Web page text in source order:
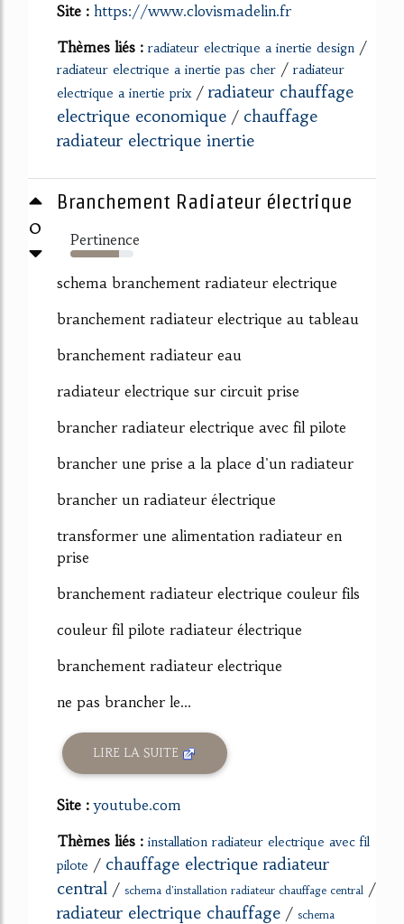
Site : https://www.clovismadelin.fr
Thèmes liés : radiateur electrique a inertie design /
radiateur electrique a inertie pas cher / radiateur
electrique a inertie prix / radiateur chauffage
electrique economique / chauffage
radiateur electrique inertie
0
Branchement Radiateur électrique
Pertinence
77%
schema branchement radiateur electrique
branchement radiateur electrique au tableau
branchement radiateur eau
radiateur electrique sur circuit prise
brancher radiateur electrique avec fil pilote
brancher une prise a la place d'un radiateur
brancher un radiateur électrique
transformer une alimentation radiateur en
prise
branchement radiateur electrique couleur fils
couleur fil pilote radiateur électrique
branchement radiateur electrique
ne pas brancher le...
LIRE LA SUITE
Site :youtube.com
Thèmes liés : installation radiateur electrique avec fil
pilote / chauffage electrique radiateur
central / schema d'installation radiateur chauffage central /
radiateur electrique chauffage / schema